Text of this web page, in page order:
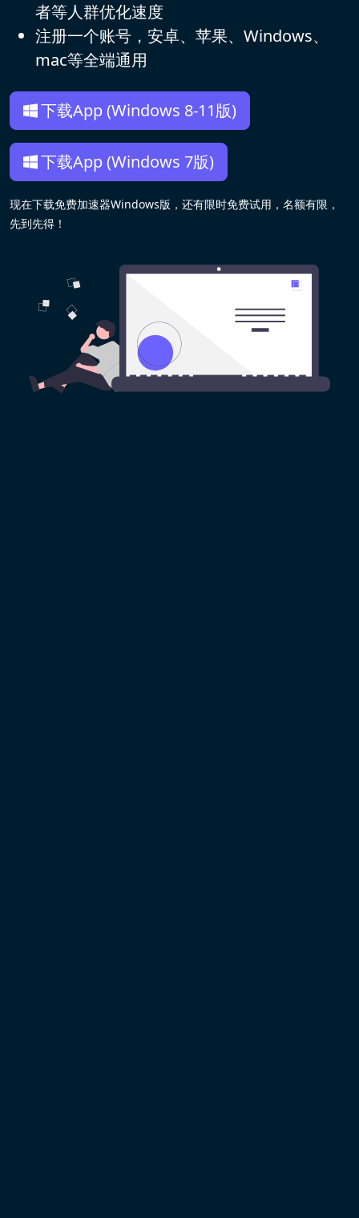
者等人群优化速度
注册一个账号，安卓、苹果、Windows、
mac等全端通用
下载App (Windows 8-11版)
下载App (Windows 7版)
现在下载免费加速器Windows版，还有限时免费试用，名额有限，
先到先得！